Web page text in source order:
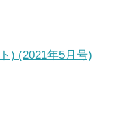
) (2021年5月号)